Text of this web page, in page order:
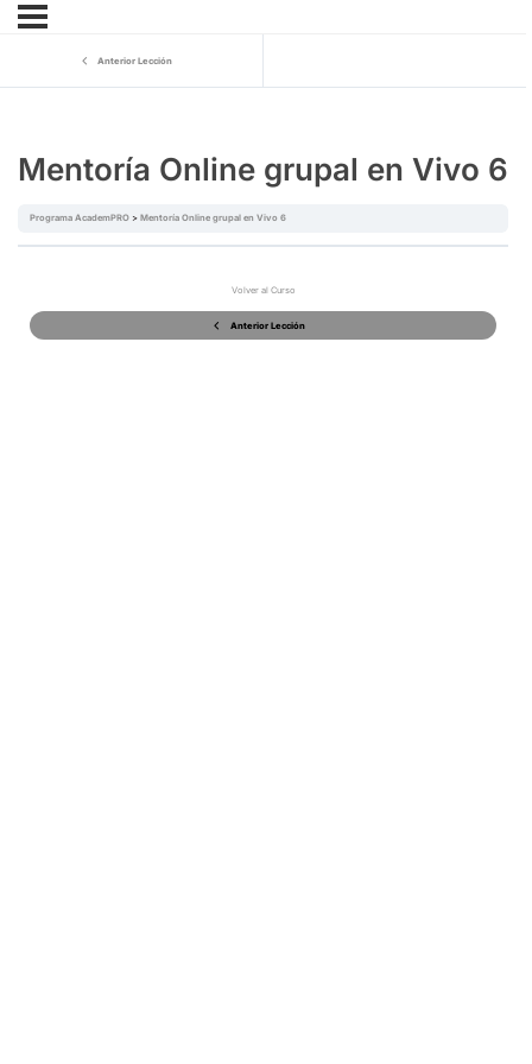
Anterior Lección
Mentoría Online grupal en Vivo 6
Programa AcademPRO Mentoría Online grupal en Vivo 6
Anterior Lección
Volver al Curso